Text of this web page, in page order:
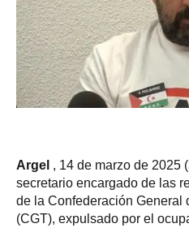
Argel , 14 de marzo de 2025
secretario encargado de las
de la Confederación General
(CGT), expulsado por el